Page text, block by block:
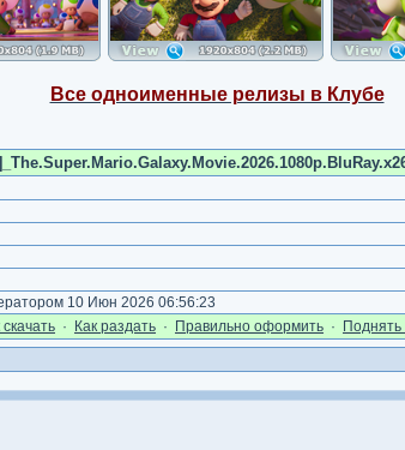
Все одноименные релизы в Клубе
10 Июн 2026 06:56:23
cкачать · Как раздать · Правильно оформить · Поднять